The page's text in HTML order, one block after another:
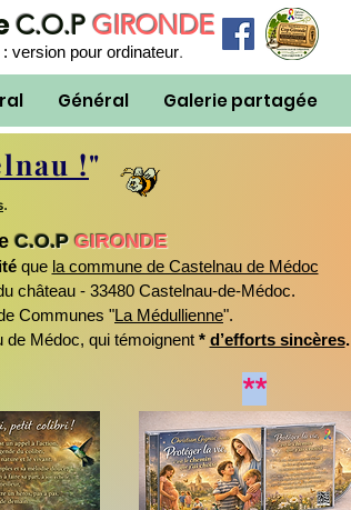
C.O.P GIRONDE
version pour ordinateur.
Général Galerie partagée
!"
.
C.O.PGIRONDE
que la commune de Castelnau de Médoc
château - 33480 Castelnau-de-Médoc.
Communes "La Médullienne".
Médoc, qui témoignent * d’efforts sincères.
**